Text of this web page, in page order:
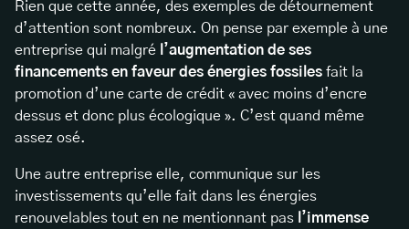
Rien que cette année, des exemples de détournement
d’attention sont nombreux. On pense par exemple à une
entreprise qui malgré l’augmentation de ses
financements en faveur des énergies fossiles fait la
promotion d’une carte de crédit « avec moins d’encre
dessus et donc plus écologique ». C’est quand même
assez osé.
Une autre entreprise elle, communique sur les
investissements qu’elle fait dans les énergies
renouvelables tout en ne mentionnant pas l’immense